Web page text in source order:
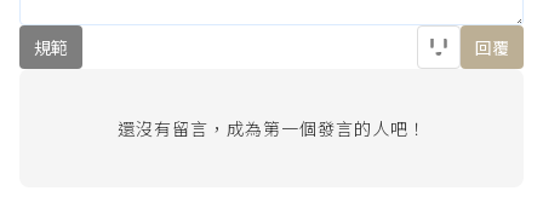
規範 回覆
還沒有留言，成為第一個發言的人吧！